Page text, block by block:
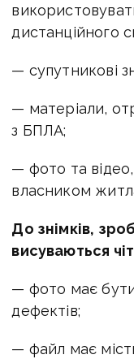
дистанційного
— супутникові
— матеріали,
з БПЛА;
— фото та
власником
До знімків,
висуваються
— фото має бути
дефектів;
— файл має